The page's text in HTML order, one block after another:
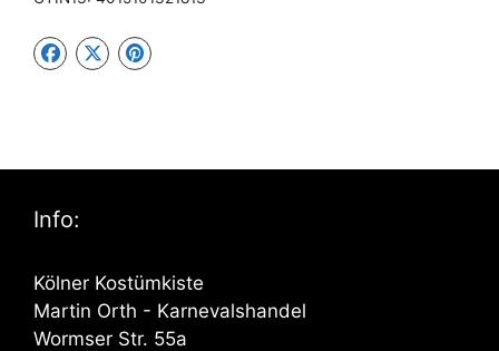
Info:
Kölner Kostümkiste
Martin Orth - Karnevalshandel
Wormser Str. 55a